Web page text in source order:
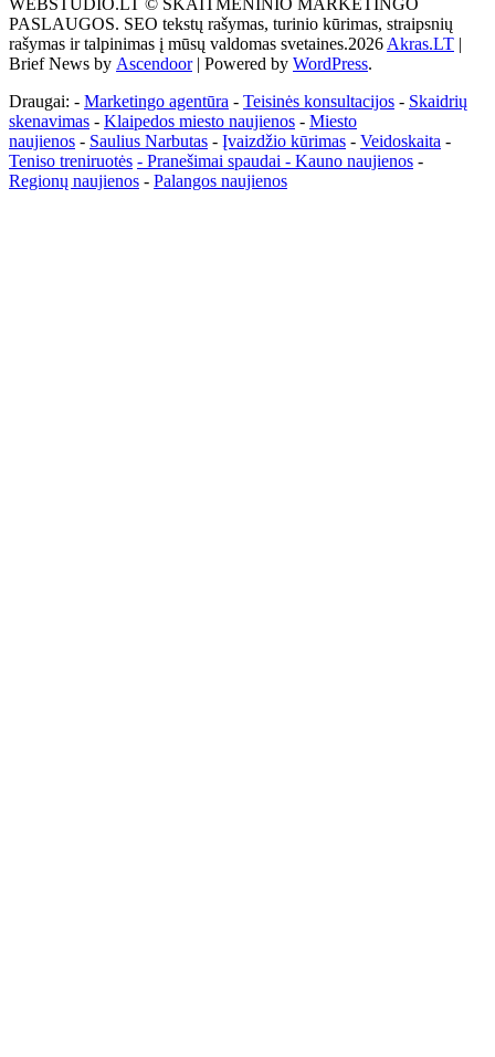
tai
žemės
ploto
matavimo
Pagrindinis
WEBSTUDIO.LT © SKAITMENINIO MARKETINGO
PASLAUGOS. SEO tekstų rašymas, turinio kūrimas, straipsnių
rašymas ir talpinimas į mūsų valdomas svetaines.2026 Akras.LT |
Brief News by Ascendoor| Powered by WordPress.
Draugai: - Marketingo agentūra - Teisinės konsultacijos - Skaidrių
skenavimas - Klaipedos miesto naujienos - Miesto
naujienos - Saulius Narbutas - Įvaizdžio kūrimas - Veidoskaita -
Teniso treniruotės - Pranešimai spaudai - Kauno naujienos -
Regionų naujienos - Palangos naujienos